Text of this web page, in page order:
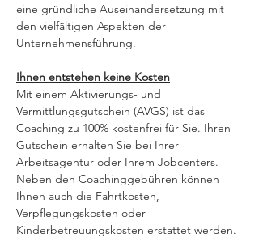
eine gründliche Auseinandersetzung mit
den vielfältigen Aspekten der
Unternehmensführung.
Ihnen entstehen keine Kosten
Mit einem Aktivierungs- und
Vermittlungsgutschein (AVGS) ist das
Coaching zu 100% kostenfrei für Sie. Ihren
Gutschein erhalten Sie bei Ihrer
Arbeitsagentur oder Ihrem Jobcenters.
Neben den Coachinggebühren können
Ihnen auch die Fahrtkosten,
Verpflegungskosten oder
Kinderbetreuungskosten erstattet werden.